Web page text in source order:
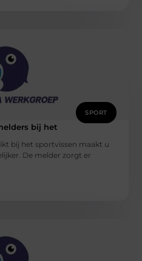
SPORT
bij het
bij het sportvissen maakt u
De melder zorgt er